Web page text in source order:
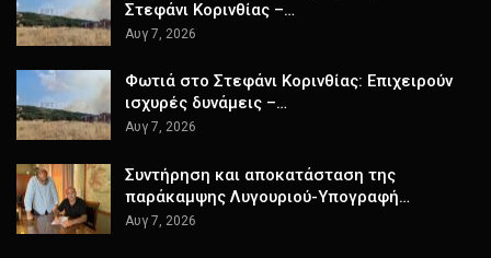
Στεφάνι Κορινθίας –…
Αυγ 7, 2026
Φωτιά στο Στεφάνι Κορινθίας: Επιχειρούν
ισχυρές δυνάμεις –…
Αυγ 7, 2026
Συντήρηση και αποκατάσταση της
παράκαμψης Λυγουριού-Υπογραφή…
Αυγ 7, 2026